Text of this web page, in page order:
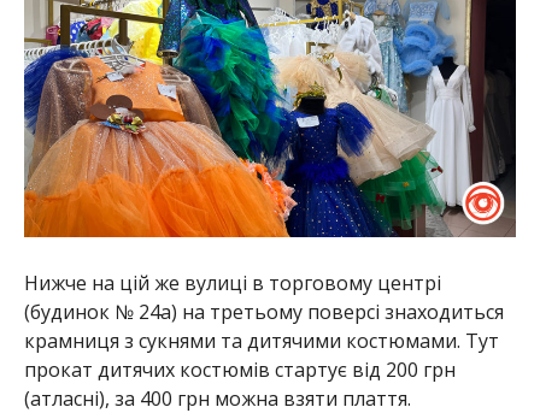
Нижче на цій же вулиці в торговому центрі
(будинок № 24а) на третьому поверсі знаходиться
крамниця з сукнями та дитячими костюмами. Тут
прокат дитячих костюмів стартує від 200 грн
(атласні), за 400 грн можна взяти плаття.